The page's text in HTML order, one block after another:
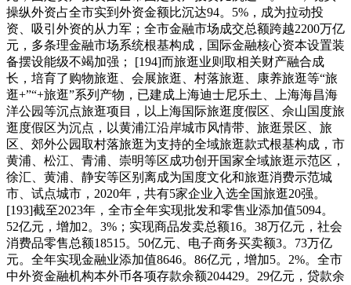
操纵外资占全市实到外资金额比沉达94。5%，成为拉动投
资、吸引外资的从力军；全市金融市场成交总额跨越2200万亿
元，多条理金融市场系统根基构成，国际金融核心资本设置装
备摆设能级不竭加强； [194]而旅逛业则取相关财产融合成
长，培育了购物旅逛、会展旅逛、村落旅逛、康养旅逛等“旅
逛+”“+旅逛”系列产物，已建成上海迪士尼乐土、上海海昌海
洋公园等沉点旅逛项目，以上海国际旅逛度假区、佘山国度旅
逛度假区为沉点，以黄浦江沿岸城市风情带、旅逛景区、旅
区、郊外公园取村落旅逛为支持的全域旅逛款式根基构成，市
黄浦、松江、青浦、崇明等区成功创开国家全域旅逛示范区，
徐汇、黄浦、静安等区别离成为国度文化和旅逛消费示范城
市、试点城市，2020年，共有5家企业入选全国旅逛20强。
[193]截至2023年，全市全年实现批发和零售业添加值5094。
52亿元，增加2。3%；实现商品发卖总额16。38万亿元，社会
消费品零售总额18515。50亿元、电子商务买卖额3。73万亿
元。全年实现金融业添加值8646。86亿元，增加5。2%。全市
中外资金融机构本外币各项存款余额204429。29亿元，贷款余